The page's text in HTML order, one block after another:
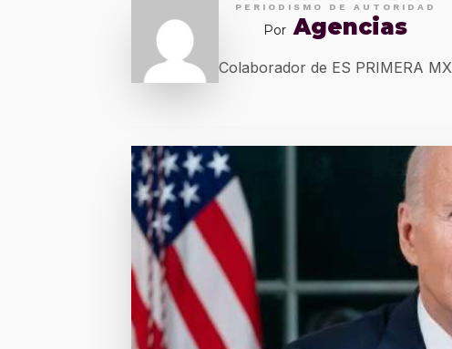
PERIODISMO DE AUTORIDAD
Por Agencias
Colaborador de ES PRIMERA MX